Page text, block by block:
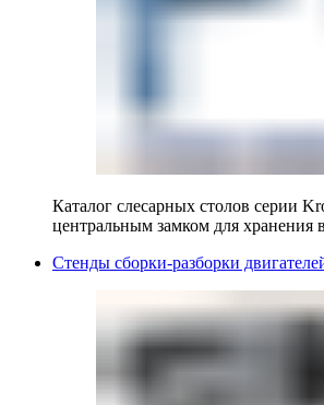
Каталог слесарных столов серии
центральным замком для хранения
Стенды сборки-разборки